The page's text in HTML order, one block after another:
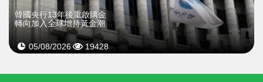
韓國央行13年後重啟購金
轉向加入全球增持黃金潮
05/08/2026 19428